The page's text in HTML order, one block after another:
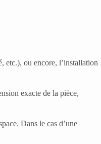
etc.), ou encore, l’installation
exacte de la pièce,
Dans le cas d’une